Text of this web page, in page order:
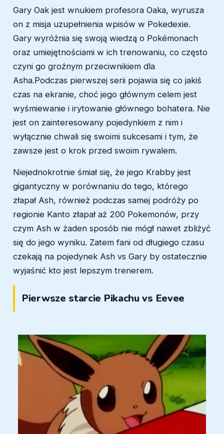
Gary Oak jest wnukiem profesora Oaka, wyrusza
on z misja uzupełnienia wpisów w Pokedexie.
Gary wyróżnia się swoją wiedzą o Pokémonach
oraz umiejętnościami w ich trenowaniu, co często
czyni go groźnym przeciwnikiem dla
Asha.Podczas pierwszej serii pojawia się co jakiś
czas na ekranie, choć jego głównym celem jest
wyśmiewanie i irytowanie głównego bohatera. Nie
jest on zainteresowany pojedynkiem z nim i
wyłącznie chwali się swoimi sukcesami i tym, że
zawsze jest o krok przed swoim rywalem.
Niejednokrotnie śmiał się, że jego Krabby jest
gigantyczny w porównaniu do tego, którego
złapał Ash, również podczas samej podróży po
regionie Kanto złapał aż 200 Pokemonów, przy
czym Ash w żaden sposób nie mógł nawet zbliżyć
się do jego wyniku. Zatem fani od długiego czasu
czekają na pojedynek Ash vs Gary by ostatecznie
wyjaśnić kto jest lepszym trenerem.
Pierwsze starcie Pikachu vs Eevee